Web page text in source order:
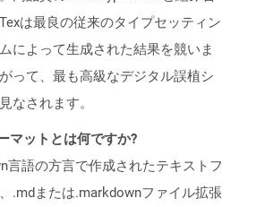
は最良の従来のタイプセッティン
によって生成された結果を競いま
って、最も高級なデジタル誤植シ
なされます。
マットとは何ですか?
言語の方言で作成されたテキストフ
.mdまたは.markdownファイル拡張